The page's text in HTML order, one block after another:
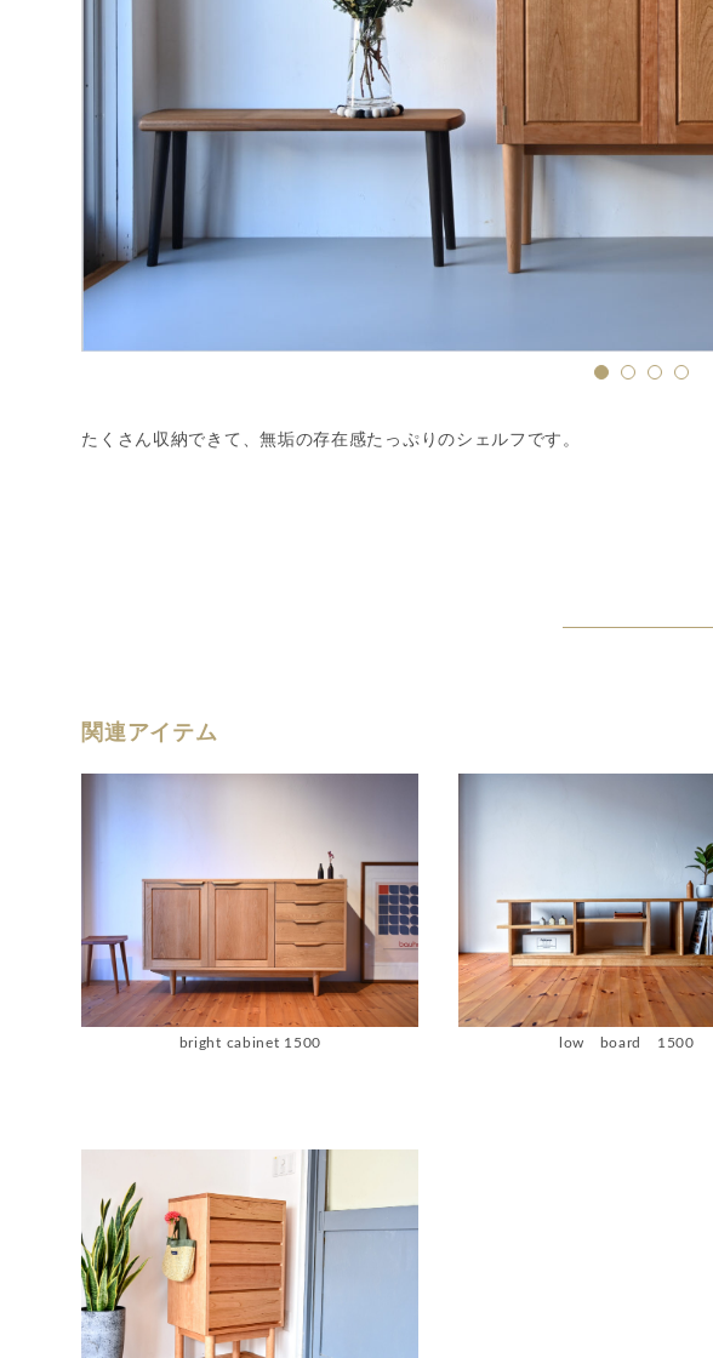
たくさん収納できて、無垢の存在感たっぷりのシェルフです。
関連アイテム
bright cabinet 1500 low board 1500